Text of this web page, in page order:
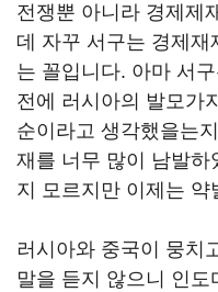
전쟁뿐 아니라 경제제
데 자꾸 서구는 경제
는 꼴입니다. 아마 서
전에 러시아의 발모가
순이라고 생각했을는
재를 너무 많이 남발하
지 모르지만 이제는
러시아와 중국이 뭉치
말을 듣지 않으니 인